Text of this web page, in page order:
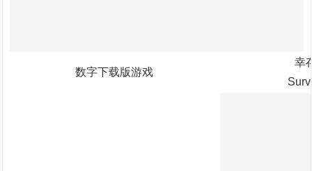
数字下载版游戏
幸